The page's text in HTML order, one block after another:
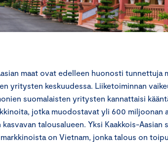
maat ovat edelleen huonosti tunnettuja
yritysten keskuudessa. Liiketoiminnan
suomalaisten yritysten kannattaisi
jotka muodostavat yli 600 miljoonan
talousalueen. Yksi Kaakkois-Aasian
on Vietnam, jonka talous on